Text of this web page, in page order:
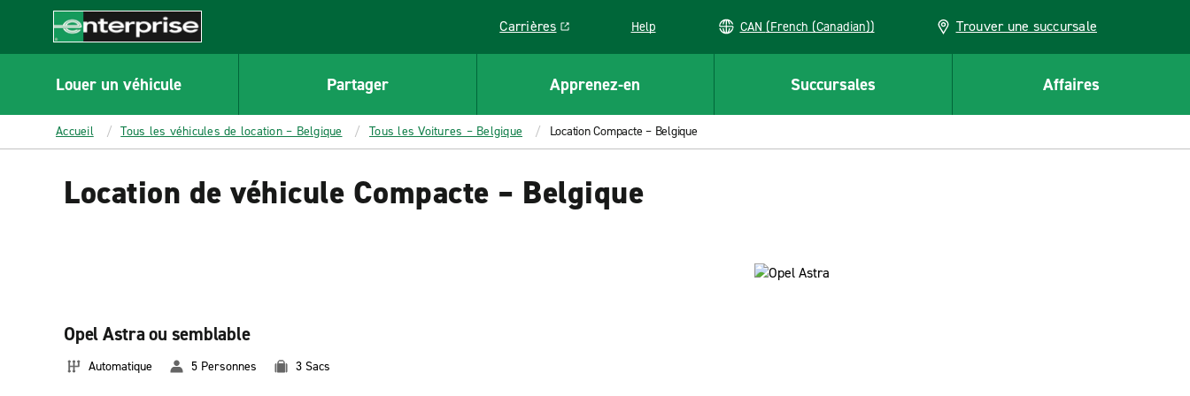
CONTENT
Enterprise
Carrières
Link opens in a new window
Help CAN (French (Canadian)) Trouver une succursale
Louer un véhicule Partager Apprenez-en Succursales Affaires
Accueil Tous les véhicules de location – Belgique Tous les Voitures – Belgique Location Compacte – Belgique
Location de véhicule Compacte – Belgique
Opel Astra ou semblable
Automatique 5 Personnes 3 Sacs